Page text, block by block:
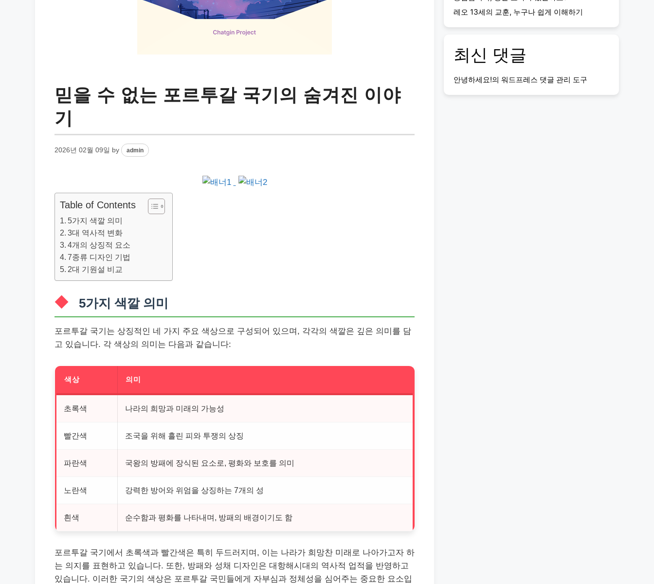
믿을 수 없는 포르투갈 국기의 숨겨진 이야
기
2026년 02월 09일 by admin
Table of Contents
5가지 색깔 의미
3대 역사적 변화
4개의 상징적 요소
7종류 디자인 기법
2대 기원설 비교
5가지 색깔 의미
포르투갈 국기는 상징적인 네 가지 주요 색상으로 구성되어 있으며, 각각의 색깔은 깊은 의미를 담
고 있습니다. 각 색상의 의미는 다음과 같습니다:
색상 의미
초록색 나라의 희망과 미래의 가능성
빨간색 조국을 위해 흘린 피와 투쟁의 상징
파란색 국왕의 방패에 장식된 요소로, 평화와 보호를 의미
노란색 강력한 방어와 위엄을 상징하는 7개의 성
흰색 순수함과 평화를 나타내며, 방패의 배경이기도 함
포르투갈 국기에서 초록색과 빨간색은 특히 두드러지며, 이는 나라가 희망찬 미래로 나아가고자 하
는 의지를 표현하고 있습니다. 또한, 방패와 성채 디자인은 대항해시대의 역사적 업적을 반영하고
있습니다. 이러한 국기의 색상은 포르투갈 국민들에게 자부심과 정체성을 심어주는 중요한 요소입
레오 13세의 교훈, 누구나 쉽게 이해하기
최신 댓글
안녕하세요!의 워드프레스 댓글 관리 도구